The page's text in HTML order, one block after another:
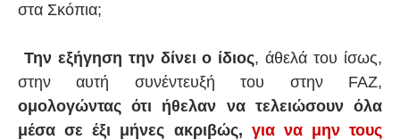
στα Σκόπια;
Την εξήγηση την δίνει ο ίδιος, άθελά του ίσως,
στην αυτή συνέντευξή του στην FAZ,
ομολογώντας ότι ήθελαν να τελειώσουν όλα
μέσα σε έξι μήνες ακριβώς, για να μην τους